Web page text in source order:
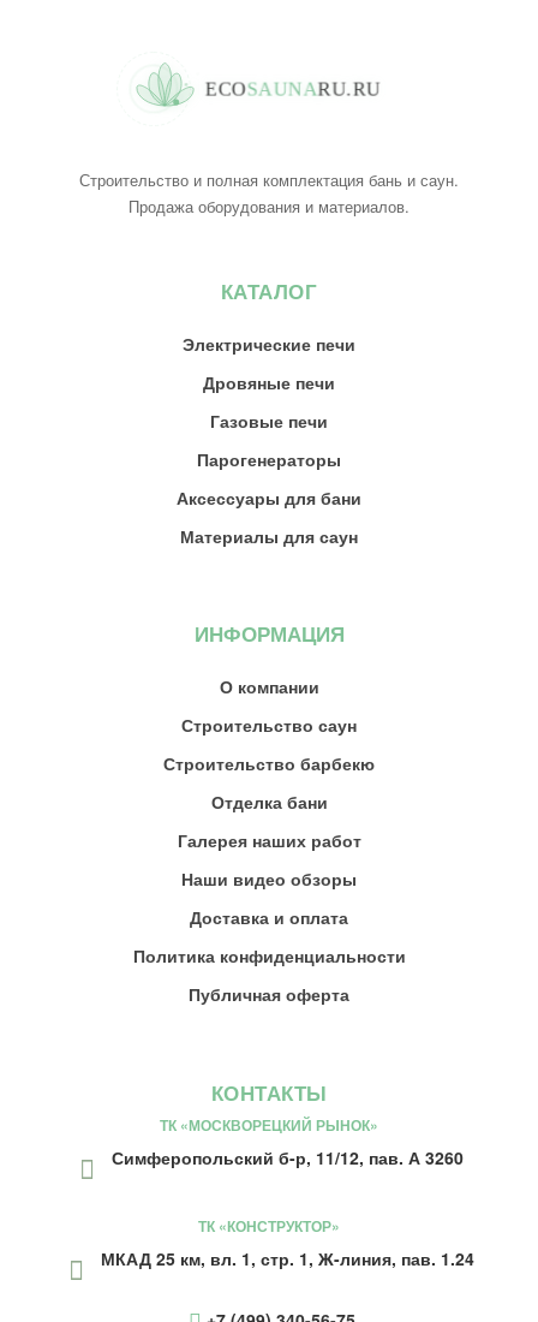
ECOSAUNARU.RU
Строительство и полная комплектация бань и саун.
Продажа оборудования и материалов.
КАТАЛОГ
Электрические печи
Дровяные печи
Газовые печи
Парогенераторы
Аксессуары для бани
Материалы для саун
ИНФОРМАЦИЯ
О компании
Строительство саун
Строительство барбекю
Отделка бани
Галерея наших работ
Наши видео обзоры
Доставка и оплата
Политика конфиденциальности
Публичная оферта
КОНТАКТЫ
ТК «МОСКВОРЕЦКИЙ РЫНОК»
Симферопольский б-р, 11/12, пав. А 3260
ТК «КОНСТРУКТОР»
МКАД 25 км, вл. 1, стр. 1, Ж-линия, пав. 1.24